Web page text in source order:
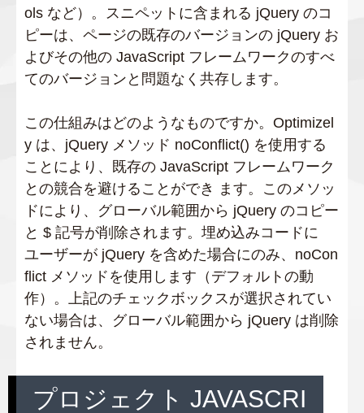
ols など）。スニペットに含まれる jQuery のコ
ピーは、ページの既存のバージョンの jQuery お
よびその他の JavaScript フレームワークのすべ
てのバージョンと問題なく共存します。
この仕組みはどのようなものですか。Optimizel
y は、jQuery メソッド noConflict() を使用する
ことにより、既存の JavaScript フレームワーク
との競合を避けることができ ます。このメソッ
ドにより、グローバル範囲から jQuery のコピー
と $ 記号が削除されます。埋め込みコードに
ユーザーが jQuery を含めた場合にのみ、noCon
flict メソッドを使用します（デフォルトの動
作）。上記のチェックボックスが選択されてい
ない場合は、グローバル範囲から jQuery は削除
されません。
プロジェクト JAVASCRI